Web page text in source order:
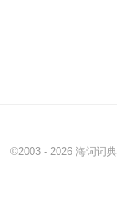
©2003 - 2026 海词词典